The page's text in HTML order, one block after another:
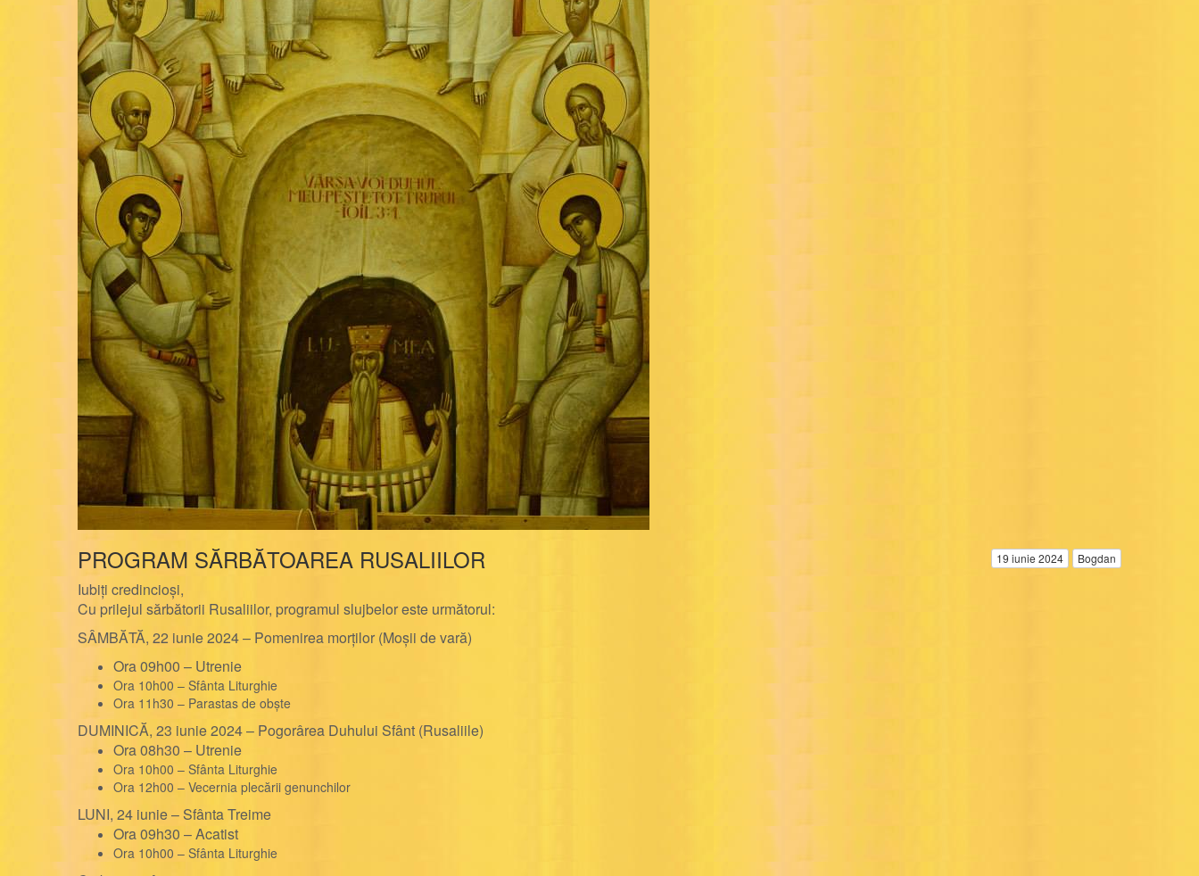
19 iunie 2024 Bogdan
PROGRAM SĂRBĂTOAREA RUSALIILOR
Iubiți credincioși,
Cu prilejul sărbătorii Rusaliilor, programul slujbelor este următorul:
SÂMBĂTĂ, 22 iunie 2024 – Pomenirea morților (Moșii de vară)
Ora 09h00 – Utrenie
Ora 10h00 – Sfânta Liturghie
Ora 11h30 – Parastas de obște
DUMINICĂ, 23 iunie 2024 – Pogorârea Duhului Sfânt (Rusaliile)
Ora 08h30 – Utrenie
Ora 10h00 – Sfânta Liturghie
Ora 12h00 – Vecernia plecării genunchilor
LUNI, 24 iunie – Sfânta Treime
Ora 09h30 – Acatist
Ora 10h00 – Sfânta Liturghie